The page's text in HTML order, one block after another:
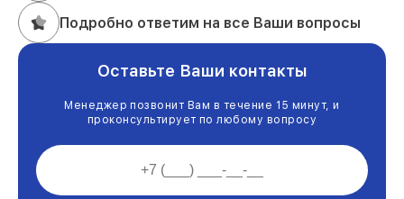
Подробно ответим на все Ваши вопросы
Оставьте Ваши контакты
Менеджер позвонит Вам в течение 15 минут, и
проконсультирует по любому вопросу